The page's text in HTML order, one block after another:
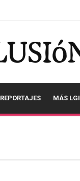
REPORTAJES MÁS LGI